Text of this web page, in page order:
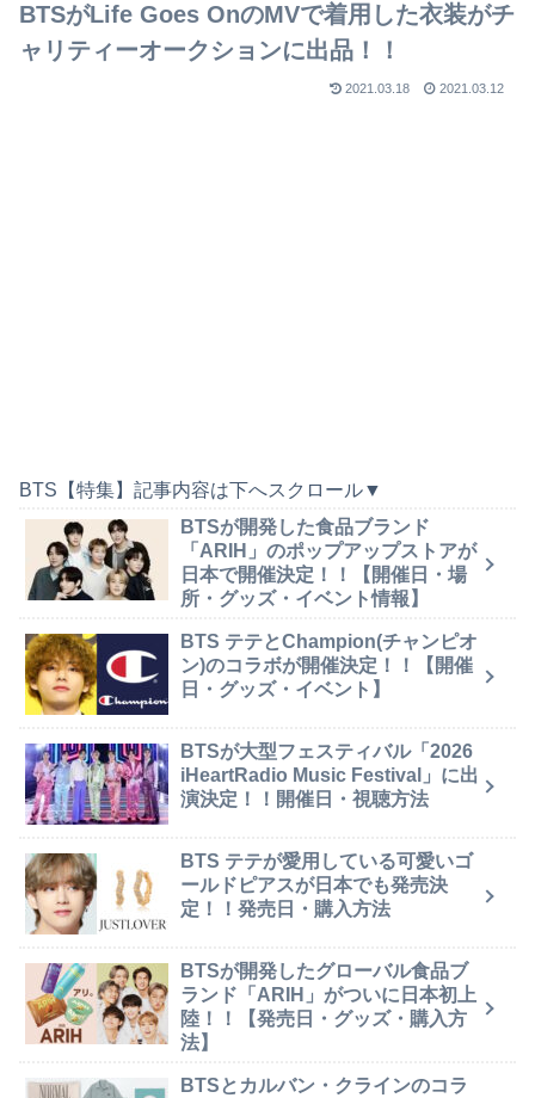
BTSがLife Goes OnのMVで着用した衣装がチ
ャリティーオークションに出品！！
2021.03.18 2021.03.12
BTS【特集】記事内容は下へスクロール▼
BTSが開発した食品ブランド
「ARIH」のポップアップストアが
日本で開催決定！！【開催日・場
所・グッズ・イベント情報】
BTS テテとChampion(チャンピオ
ン)のコラボが開催決定！！【開催
日・グッズ・イベント】
BTSが大型フェスティバル「2026
iHeartRadio Music Festival」に出
演決定！！開催日・視聴方法
BTS テテが愛用している可愛いゴ
ールドピアスが日本でも発売決
定！！発売日・購入方法
BTSが開発したグローバル食品ブ
ランド「ARIH」がついに日本初上
陸！！【発売日・グッズ・購入方
法】
BTSとカルバン・クラインのコラ